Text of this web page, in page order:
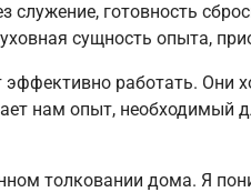
служение, готовность
сущность опыта,
работать. Они
нам опыт, необходимый
толковании дома. Я